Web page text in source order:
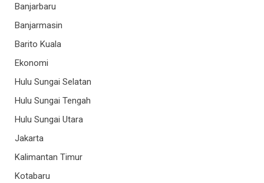
Banjarbaru
Banjarmasin
Barito Kuala
Ekonomi
Hulu Sungai Selatan
Hulu Sungai Tengah
Hulu Sungai Utara
Jakarta
Kalimantan Timur
Kotabaru